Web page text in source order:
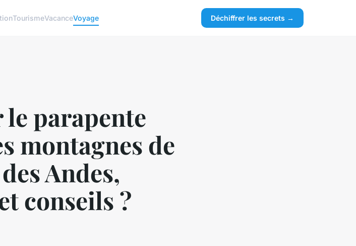
TourismeVacanceVoyage Déchiffrer les secrets →
parapente
montagnes de
Andes,
conseils ?